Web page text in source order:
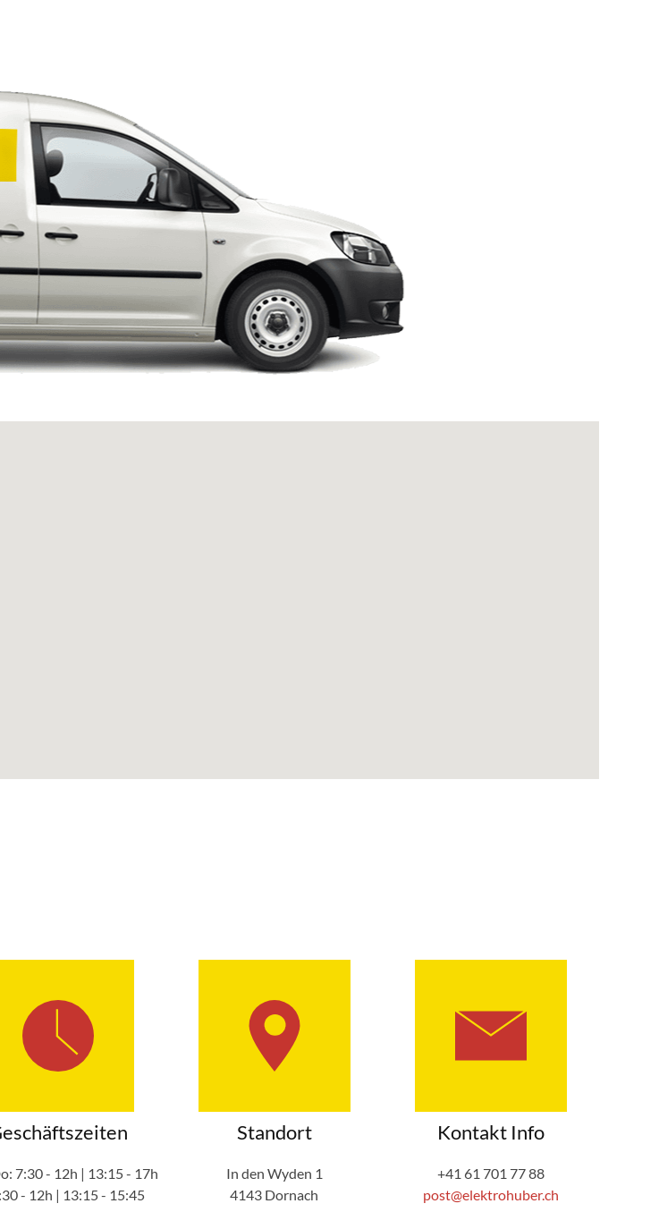
7:30 - 12h | 13:15 - 17h
- 12h | 13:15 - 15:45
Standort
In den Wyden 1
4143 Dornach
Kontakt Info
+41 61 701 77 88
post@elektrohuber.ch